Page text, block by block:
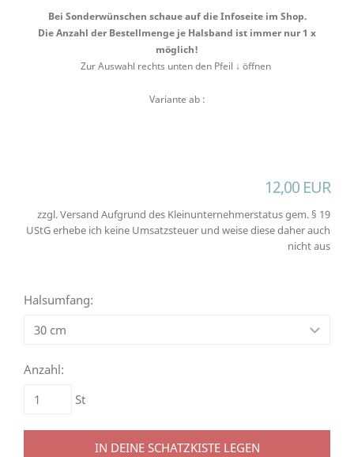
Bei Sonderwünschen schaue auf die Infoseite im Shop.
Die Anzahl der Bestellmenge je Halsband ist immer nur 1 x
möglich!
Zur Auswahl rechts unten den Pfeil ↓ öffnen
Variante ab :
12,00 EUR
zzgl. Versand Aufgrund des Kleinunternehmerstatus gem. § 19
UStG erhebe ich keine Umsatzsteuer und weise diese daher auch
nicht aus
Halsumfang:
Anzahl:
St
IN DEINE SCHATZKISTE LEGEN